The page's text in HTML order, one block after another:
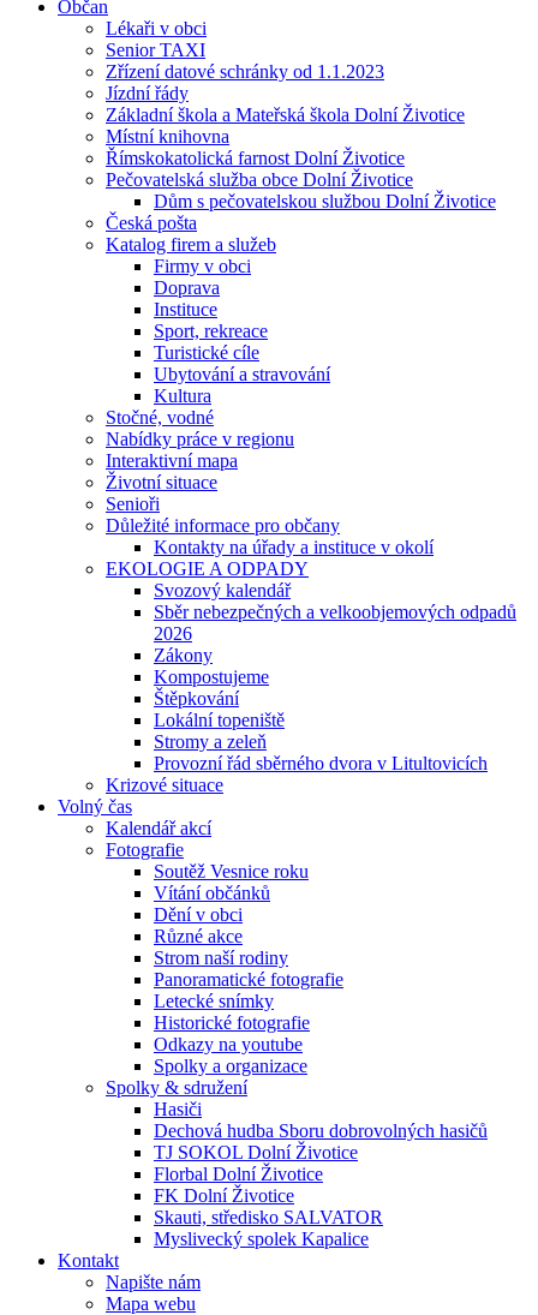
Občan
Lékaři v obci
Senior TAXI
Zřízení datové schránky od 1.1.2023
Jízdní řády
Základní škola a Mateřská škola Dolní Životice
Místní knihovna
Římskokatolická farnost Dolní Životice
Pečovatelská služba obce Dolní Životice
Dům s pečovatelskou službou Dolní Životice
Česká pošta
Katalog firem a služeb
Firmy v obci
Doprava
Instituce
Sport, rekreace
Turistické cíle
Ubytování a stravování
Kultura
Stočné, vodné
Nabídky práce v regionu
Interaktivní mapa
Životní situace
Senioři
Důležité informace pro občany
Kontakty na úřady a instituce v okolí
EKOLOGIE A ODPADY
Svozový kalendář
Sběr nebezpečných a velkoobjemových odpadů
2026
Zákony
Kompostujeme
Štěpkování
Lokální topeniště
Stromy a zeleň
Provozní řád sběrného dvora v Litultovicích
Krizové situace
Volný čas
Kalendář akcí
Fotografie
Soutěž Vesnice roku
Vítání občánků
Dění v obci
Různé akce
Strom naší rodiny
Panoramatické fotografie
Letecké snímky
Historické fotografie
Odkazy na youtube
Spolky a organizace
Spolky & sdružení
Hasiči
Dechová hudba Sboru dobrovolných hasičů
TJ SOKOL Dolní Životice
Florbal Dolní Životice
FK Dolní Životice
Skauti, středisko SALVATOR
Myslivecký spolek Kapalice
Kontakt
Napište nám
Mapa webu